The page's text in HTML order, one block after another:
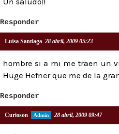
Responder
Luisa Santiaga 28 abril, 2009 05:23
hombre si a mi me traen un
Huge Hefner que me de la
Responder
Curioson 28 abril, 2009 09:47